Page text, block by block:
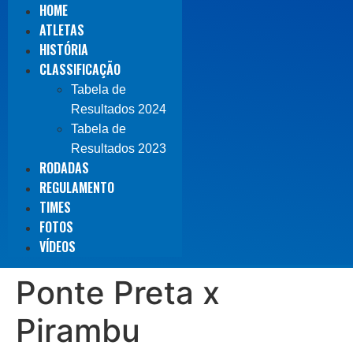
HOME
ATLETAS
HISTÓRIA
CLASSIFICAÇÃO
Tabela de
Resultados 2024
Tabela de
Resultados 2023
RODADAS
REGULAMENTO
TIMES
FOTOS
VÍDEOS
Ponte Preta x
Pirambu